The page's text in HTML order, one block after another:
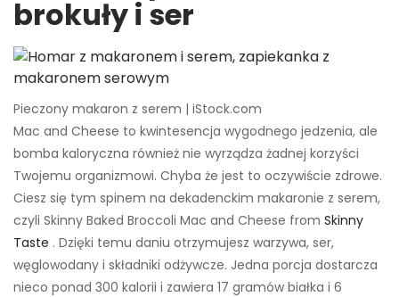
brokuły i ser
Pieczony makaron z serem | iStock.com
Mac and Cheese to kwintesencja wygodnego jedzenia, ale
bomba kaloryczna również nie wyrządza żadnej korzyści
Twojemu organizmowi. Chyba że jest to oczywiście zdrowe.
Ciesz się tym spinem na dekadenckim makaronie z serem,
czyli Skinny Baked Broccoli Mac and Cheese from Skinny
Taste . Dzięki temu daniu otrzymujesz warzywa, ser,
węglowodany i składniki odżywcze. Jedna porcja dostarcza
nieco ponad 300 kalorii i zawiera 17 gramów białka i 6